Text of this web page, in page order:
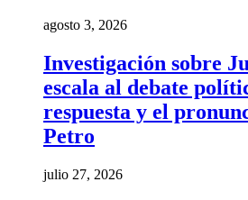
agosto 3, 2026
Investigación sobre
escala al debate
respuesta y el
Petro
julio 27, 2026